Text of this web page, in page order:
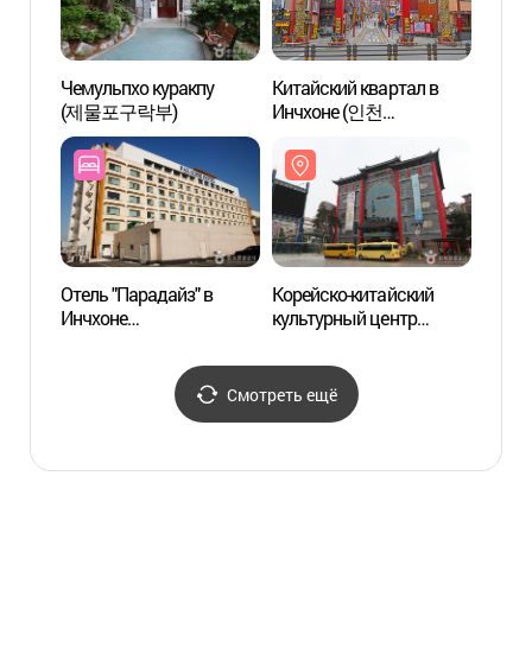
Чемульпхо куракпу
(제물포구락부)
Китайский квартал в
Инчхоне (인천
Отель "Парадайз" в
Инчхоне
Корейско-китайский
культурный центр
Смотреть ещё